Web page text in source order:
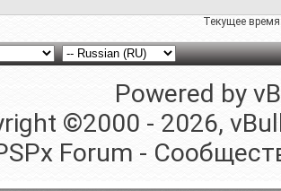
Текущее
Powered by
©2000 - 2026,
Forum -